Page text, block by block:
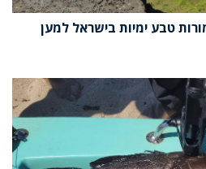
טבע ימיות בישראל למען